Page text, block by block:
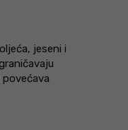
jeseni i